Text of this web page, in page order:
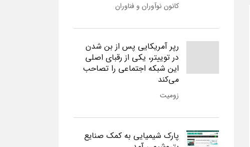
کانون نوآوران و فناوران
رپر آمریکایی پس از بن شدن
در توییتر، یکی از رقبای اصلی
این شبکه اجتماعی را تصاحب
می‌کند
زومیت
پارک شیمیایی به کمک صنایع